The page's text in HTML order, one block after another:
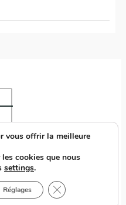
LÉGALES
vous offrir la meilleure
cookies que nous
settings.
Réglages Fermer la